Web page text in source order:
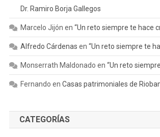
Dr. Ramiro Borja Gallegos
Marcelo Jijón en “Un reto siempre te hace
Alfredo Cárdenas en “Un reto siempre te
Monserrath Maldonado en “Un reto
Fernando en Casas patrimoniales de
CATEGORÍAS